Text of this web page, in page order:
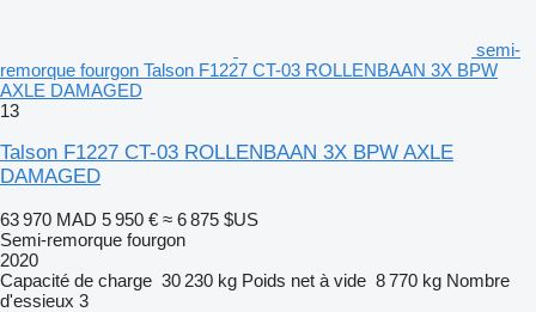
semi-
remorque fourgon Talson F1227 CT-03 ROLLENBAAN 3X BPW
AXLE DAMAGED
13
Talson F1227 CT-03 ROLLENBAAN 3X BPW AXLE
DAMAGED
63 970 MAD 5 950 € ≈ 6 875 $US
Semi-remorque fourgon
2020
Capacité de charge 30 230 kg Poids net à vide 8 770 kg Nombre
d'essieux 3